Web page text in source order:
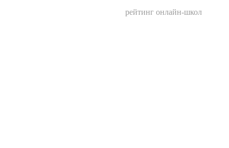
рейтинг онлайн-школ